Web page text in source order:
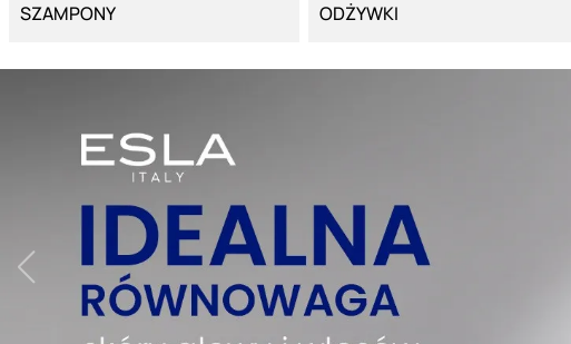
SZAMPONY ODŻYWKI